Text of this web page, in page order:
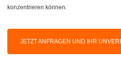
konzentrieren können.
JETZT ANFRAGEN UND IHR